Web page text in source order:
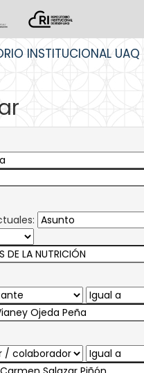
INSTITUCIONAL UAQ